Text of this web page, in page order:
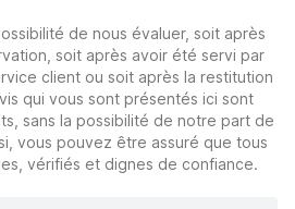
de nous évaluer, soit après
soit après avoir été servi par
client ou soit après la restitution
qui vous sont présentés ici sont
sans la possibilité de notre part de
vous pouvez être assuré que tous
vérifiés et dignes de confiance.